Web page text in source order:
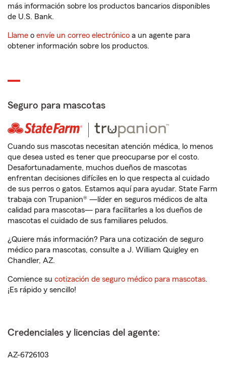
más información sobre los productos bancarios disponibles
de U.S. Bank.
Llame o envíe un correo electrónico a un agente para
obtener información sobre los productos.
Seguro para mascotas
Cuando sus mascotas necesitan atención médica, lo menos
que desea usted es tener que preocuparse por el costo.
Desafortunadamente, muchos dueños de mascotas
enfrentan decisiones difíciles en lo que respecta al cuidado
de sus perros o gatos. Estamos aquí para ayudar. State Farm
trabaja con Trupanion® —líder en seguros médicos de alta
calidad para mascotas— para facilitarles a los dueños de
mascotas el cuidado de sus familiares peludos.
¿Quiere más información? Para una cotización de seguro
médico para mascotas, consulte a J. William Quigley en
Chandler, AZ.
Comience su cotización de seguro médico para mascotas.
¡Es rápido y sencillo!
Credenciales y licencias del agente:
AZ-6726103